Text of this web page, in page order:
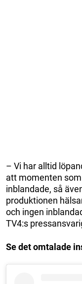
– Vi har alltid
att momenten
inblandade, så
produktionen
och ingen
TV4:s
Se det omtalade